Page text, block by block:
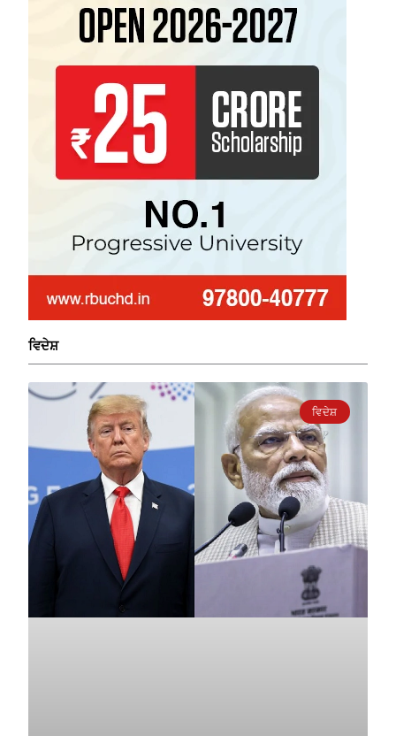
ਵਿਦੇਸ਼
ਵਿਦੇਸ਼